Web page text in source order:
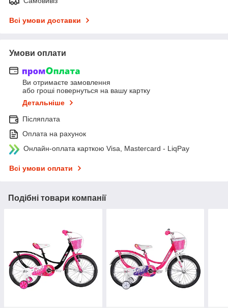
Всі умови доставки
Умови оплати
Ви отримаєте замовлення
або гроші повернуться на вашу картку
Детальніше
Післяплата
Оплата на рахунок
Онлайн-оплата карткою Visa, Mastercard - LiqPay
Всі умови оплати
Подібні товари компанії